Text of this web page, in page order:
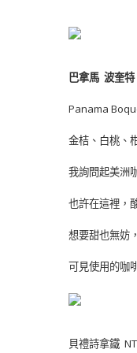
巴拿馬 波奎
Panama
金桔、白桃、
我詢問起美洲
也許在這裡，
想要甜也無妨
可見使用的咖
貝禮詩拿鐵